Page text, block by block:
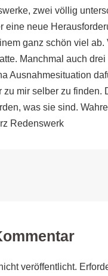
zwei völlig
eine neue
ganz schön viel
Manchmal auch drei
Ausnahmesituation
mir selber zu
was sie sind.
Redenswerk
veröffentlicht.